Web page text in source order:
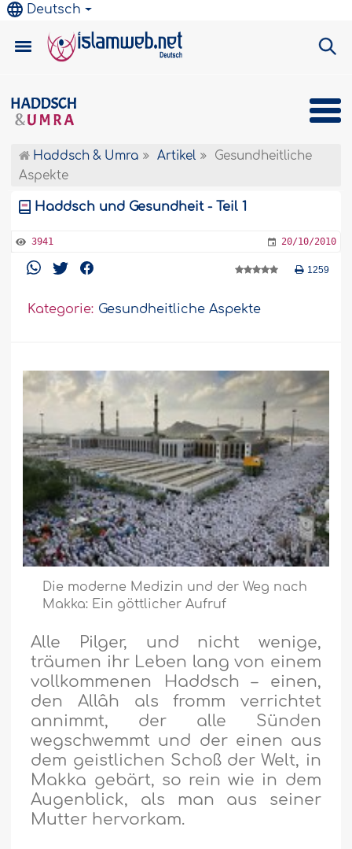
Deutsch
Haddsch & Umra Artikel
Gesundheitliche
Aspekte
Haddsch und Gesundheit - Teil 1
3941 20/10/2010
1259
Kategorie: Gesundheitliche Aspekte
Die moderne Medizin und der Weg nach
Makka: Ein göttlicher Aufruf
Alle Pilger, und nicht wenige,
träumen ihr Leben lang von einem
vollkommenen Haddsch – einen,
den Allâh als fromm verrichtet
annimmt, der alle Sünden
wegschwemmt und der einen aus
dem geistlichen Schoß der Welt, in
Makka gebärt, so rein wie in dem
Augenblick, als man aus seiner
Mutter hervorkam.